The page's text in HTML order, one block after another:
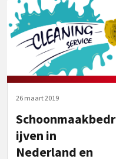
26 maart 2019
Schoonmaakbedr
ijven in
Nederland en